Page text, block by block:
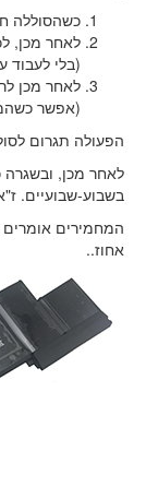
כשהסוללה
(בלי לעבוד
(אפשר
הפעולה תגרום
לאחר מכן,
בשבוע-שבועיים.
אחוז..